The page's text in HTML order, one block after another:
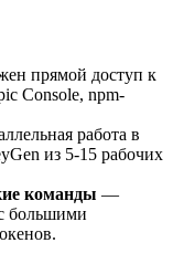
прямой доступ к
Console, npm-
работа в
из 5-15 рабочих
команды —
большими